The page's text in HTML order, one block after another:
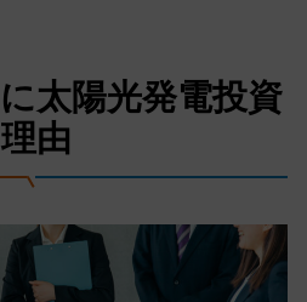
太陽光発電投資
由